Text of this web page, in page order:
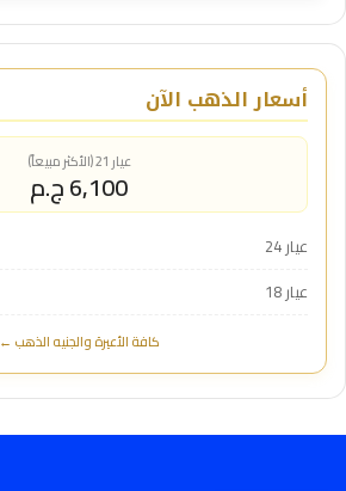
أسعار الذهب الآن
عيار 21 (الأكثر مبيعاً)
6,100 ج.م
عيار 24
عيار 18
كافة الأعيرة والجنيه الذهب ←